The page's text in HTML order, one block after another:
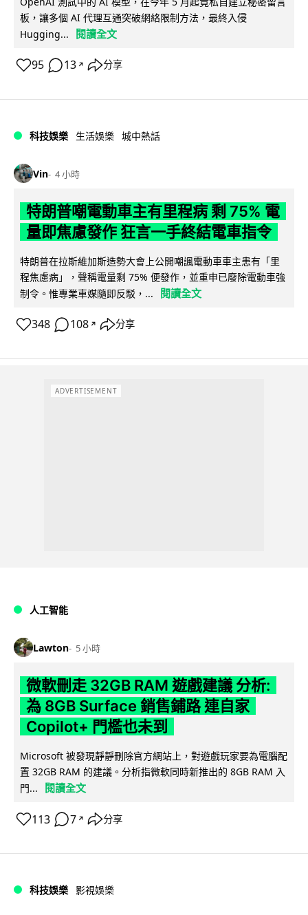
板，讓多個 AI 代理互通突破網絡限制方法，最終入侵
Hugging...
閱讀全文
95 13 ↗ 分享
科技娛樂 生活娛樂 城中熱話
Vin 4 小時
特朗普嘲電動車主有里程病 剩 75% 電
量即焦慮發作 狂言一手終結電車指令
特朗普在拉斯維加斯造勢大會上公開嘲諷電動車車主患有「里
程焦慮病」，聲稱電量剩 75% 便發作，並重申已廢除電動車強
制令。惟專業車媒隨即反駁，...
閱讀全文
348 108 ↗ 分享
ADVERTISEMENT
人工智能
Lawton 5 小時
微軟刪走 32GB RAM 遊戲建議 分析:
為 8GB Surface 銷售鋪路 連自家
Copilot+ 門檻也未到
Microsoft 被發現靜靜刪除官方網站上，對遊戲玩家要為電腦配
置 32GB RAM 的建議。分析指微軟同時新推出的 8GB RAM 入
門...
閱讀全文
113 7 ↗ 分享
科技娛樂 影視娛樂